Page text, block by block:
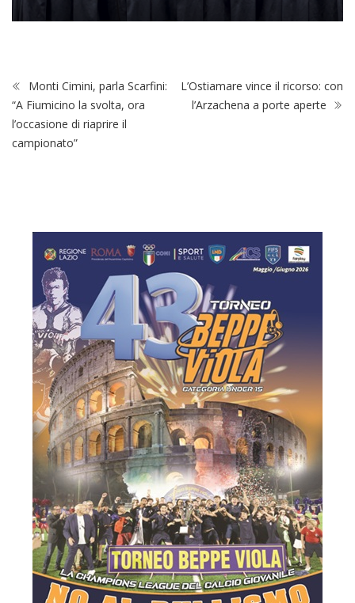
Monti Cimini, parla Scarfini:
“A Fiumicino la svolta, ora
l’occasione di riaprire il
campionato”
L’Ostiamare vince il ricorso: con
l’Arzachena a porte aperte